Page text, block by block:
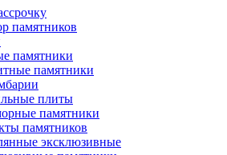
памятников
памятники
памятники
плиты
памятники
памятников
эксклюзивные